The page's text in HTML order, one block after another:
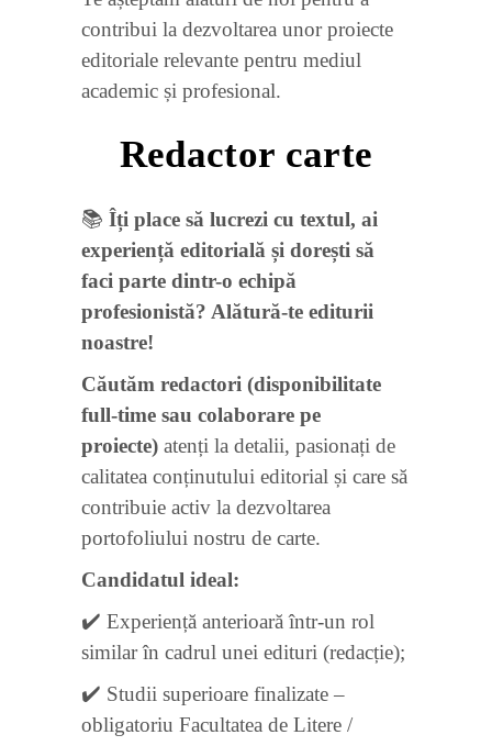
contribui la dezvoltarea unor proiecte
editoriale relevante pentru mediul
academic și profesional.
Redactor carte
📚 Îți place să lucrezi cu textul, ai
experiență editorială și dorești să
faci parte dintr-o echipă
profesionistă? Alătură-te editurii
noastre!
Căutăm redactori (disponibilitate
full-time sau colaborare pe
proiecte) atenți la detalii, pasionați de
calitatea conținutului editorial și care să
contribuie activ la dezvoltarea
portofoliului nostru de carte.
Candidatul ideal:
✔️ Experiență anterioară într-un rol
similar în cadrul unei edituri (redacție);
✔️ Studii superioare finalizate –
obligatoriu Facultatea de Litere /